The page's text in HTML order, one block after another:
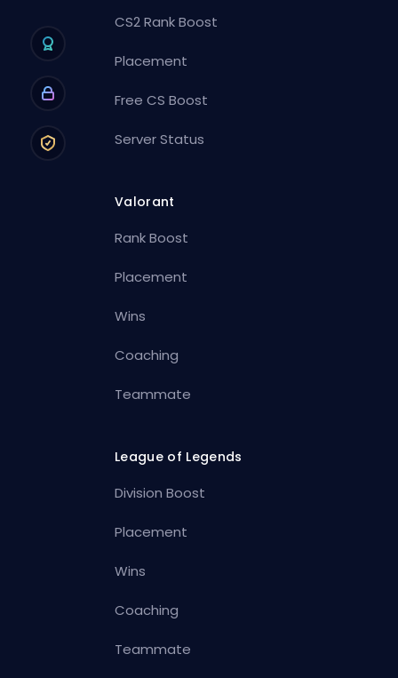
CS2 Rank Boost
Placement
Free CS Boost
Server Status
Valorant
Rank Boost
Placement
Wins
Coaching
Teammate
League of Legends
Division Boost
Placement
Wins
Coaching
Teammate